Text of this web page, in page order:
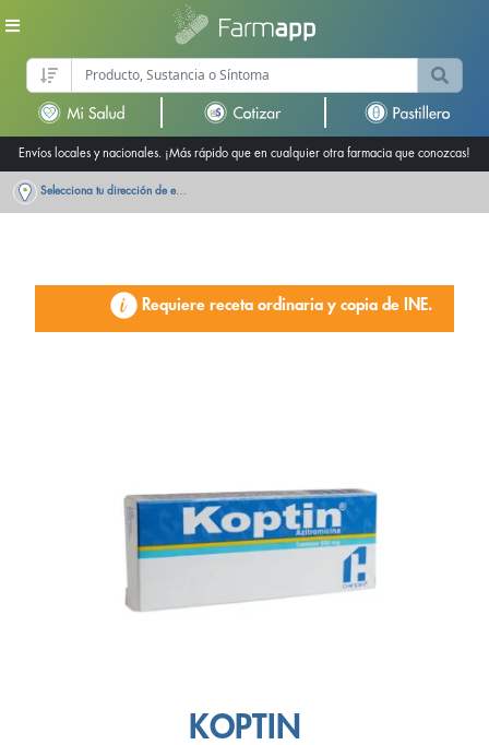
Envíos locales y nacionales. ¡Más rápido que en cualquier otra farmacia que conozcas!
Selecciona tu dirección de entrega
Requiere receta ordinaria y copia de INE.
KOPTIN